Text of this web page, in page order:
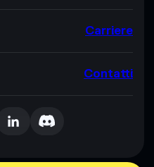
Carriere
Contatti